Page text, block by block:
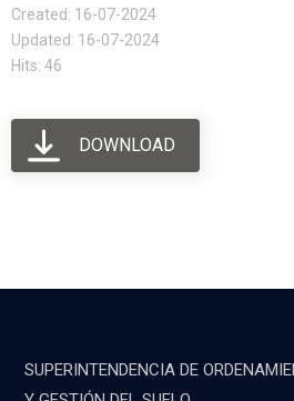
Created: 16-07-2024
Updated: 16-07-2024
Hits: 46
DOWNLOAD
SUPERINTENDENCIA DE